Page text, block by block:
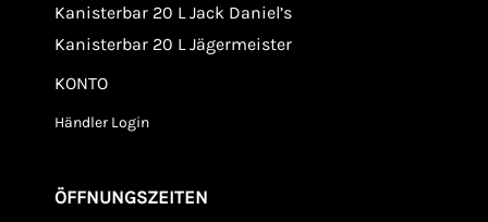
Kanisterbar 20 L Jack Daniel’s
Kanisterbar 20 L Jägermeister
KONTO
Händler Login
ÖFFNUNGSZEITEN